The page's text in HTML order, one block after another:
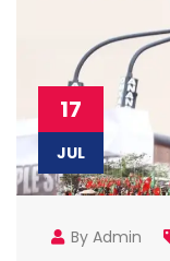
17
JUL
By Admin